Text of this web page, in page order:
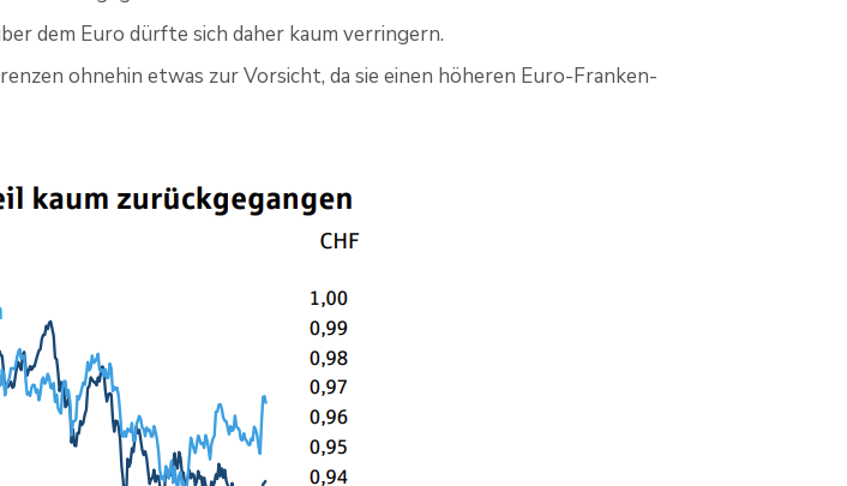
dem Euro dürfte sich daher kaum verringern.
ohnehin etwas zur Vorsicht, da sie einen höheren Euro-Franken-